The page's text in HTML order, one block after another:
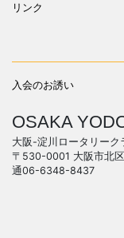
リンク
入会のお誘い
OSAKA
大阪-淀川ロータリーク
〒530-0001 大阪市北
通06-6348-8437